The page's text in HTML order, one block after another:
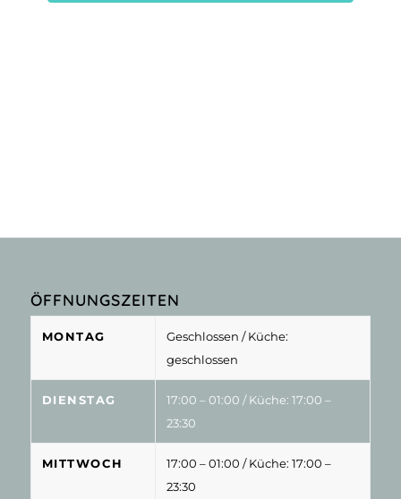
ÖFFNUNGSZEITEN
MONTAG Geschlossen / Küche:
geschlossen
DIENSTAG 17:00 – 01:00 / Küche: 17:00 –
23:30
MITTWOCH 17:00 – 01:00 / Küche: 17:00 –
23:30